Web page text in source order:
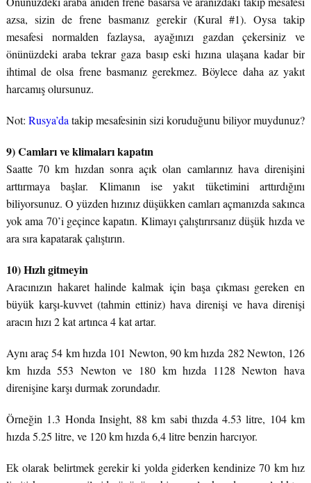
azsa, sizin de frene basmanız gerekir (Kural #1). Oysa takip
mesafesi normalden fazlaysa, ayağınızı gazdan çekersiniz ve
önünüzdeki araba tekrar gaza basıp eski hızına ulaşana kadar bir
ihtimal de olsa frene basmanız gerekmez. Böylece daha az yakıt
harcamış olursunuz.
Not: Rusya’da takip mesafesinin sizi koruduğunu biliyor muydunuz?
9) Camları ve klimaları kapatın
Saatte 70 km hızdan sonra açık olan camlarınız hava direnişini
arttırmaya başlar. Klimanın ise yakıt tüketimini arttırdığını
biliyorsunuz. O yüzden hızınız düşükken camları açmanızda sakınca
yok ama 70’i geçince kapatın. Klimayı çalıştırırsanız düşük hızda ve
ara sıra kapatarak çalıştırın.
10) Hızlı gitmeyin
Aracınızın hakaret halinde kalmak için başa çıkması gereken en
büyük karşı-kuvvet (tahmin ettiniz) hava direnişi ve hava direnişi
aracın hızı 2 kat artınca 4 kat artar.
Aynı araç 54 km hızda 101 Newton, 90 km hızda 282 Newton, 126
km hızda 553 Newton ve 180 km hızda 1128 Newton hava
direnişine karşı durmak zorundadır.
Örneğin 1.3 Honda Insight, 88 km sabi thızda 4.53 litre, 104 km
hızda 5.25 litre, ve 120 km hızda 6,4 litre benzin harcıyor.
Ek olarak belirtmek gerekir ki yolda giderken kendinize 70 km hız